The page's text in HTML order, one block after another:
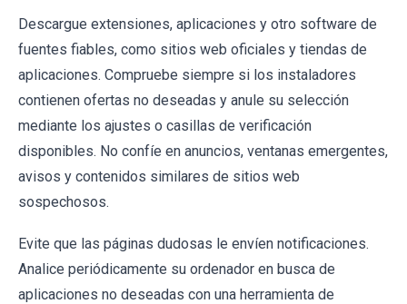
Descargue extensiones, aplicaciones y otro software de
fuentes fiables, como sitios web oficiales y tiendas de
aplicaciones. Compruebe siempre si los instaladores
contienen ofertas no deseadas y anule su selección
mediante los ajustes o casillas de verificación
disponibles. No confíe en anuncios, ventanas emergentes,
avisos y contenidos similares de sitios web
sospechosos.
Evite que las páginas dudosas le envíen notificaciones.
Analice periódicamente su ordenador en busca de
aplicaciones no deseadas con una herramienta de